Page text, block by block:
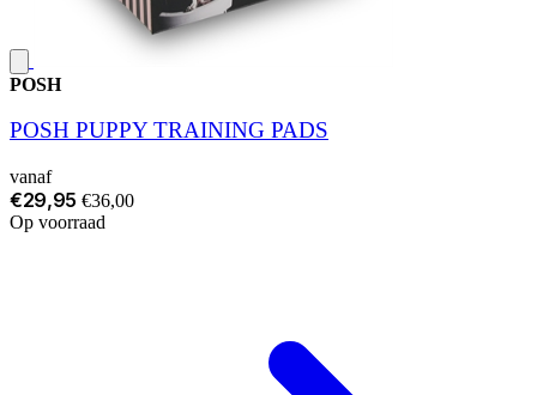
POSH
POSH PUPPY TRAINING PADS
vanaf
€29,95 €36,00
Op voorraad